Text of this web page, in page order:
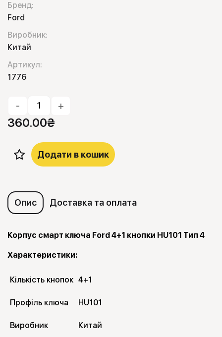
Бренд:
Ford
Виробник:
Китай
Артикул:
1776
- +
360.00₴
Додати в кошик
Опис Доставка та оплата
Корпус смарт ключа Ford 4+1 кнопки HU101 Тип 4
Характеристики:
Кількість кнопок 4+1
Профіль ключа HU101
Виробник Китай